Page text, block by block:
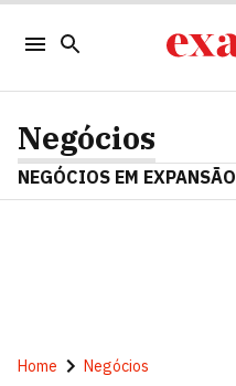
Negócios
NEGÓCIOS EM EXPANSÃO
Home Negócios